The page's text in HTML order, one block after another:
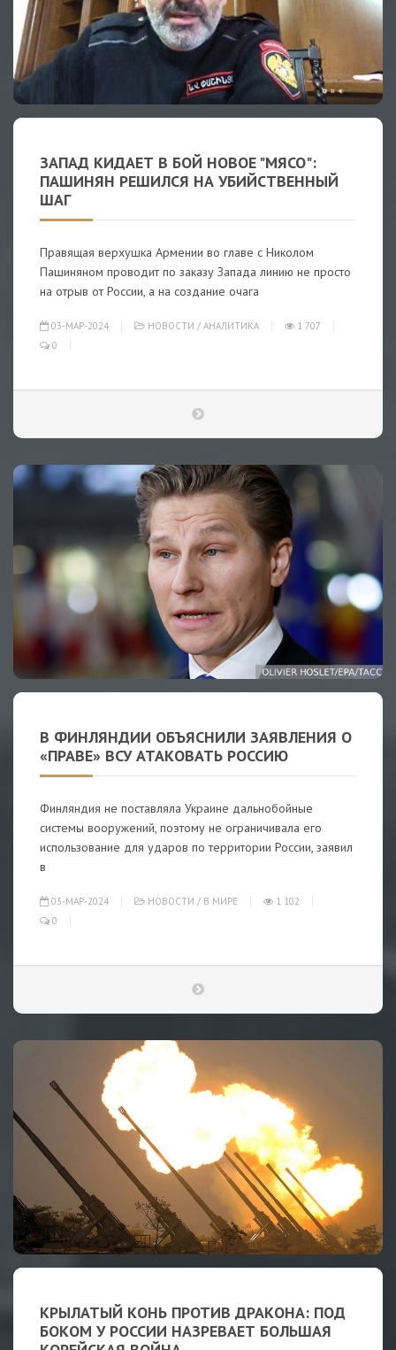
ЗАПАД КИДАЕТ В БОЙ НОВОЕ "МЯСО":
ПАШИНЯН РЕШИЛСЯ НА УБИЙСТВЕННЫЙ
ШАГ
Правящая верхушка Армении во главе с Николом
Пашиняном проводит по заказу Запада линию не просто
на отрыв от России, а на создание очага
03-МАР-2024 НОВОСТИ / АНАЛИТИКА
1 707
0
В ФИНЛЯНДИИ ОБЪЯСНИЛИ ЗАЯВЛЕНИЯ О
«ПРАВЕ» ВСУ АТАКОВАТЬ РОССИЮ
Финляндия не поставляла Украине дальнобойные
системы вооружений, поэтому не ограничивала его
использование для ударов по территории России, заявил
в
03-МАР-2024 НОВОСТИ / В МИРЕ
1 102
0
КРЫЛАТЫЙ КОНЬ ПРОТИВ ДРАКОНА: ПОД
БОКОМ У РОССИИ НАЗРЕВАЕТ БОЛЬШАЯ